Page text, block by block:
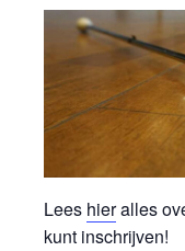
Lees hieralles
kunt inschrijven!